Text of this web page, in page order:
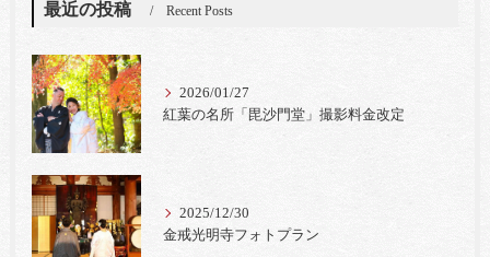
最近の投稿 Recent Posts
2026/01/27
紅葉の名所「毘沙門堂」撮影料金改定
2025/12/30
金戒光明寺フォトプラン